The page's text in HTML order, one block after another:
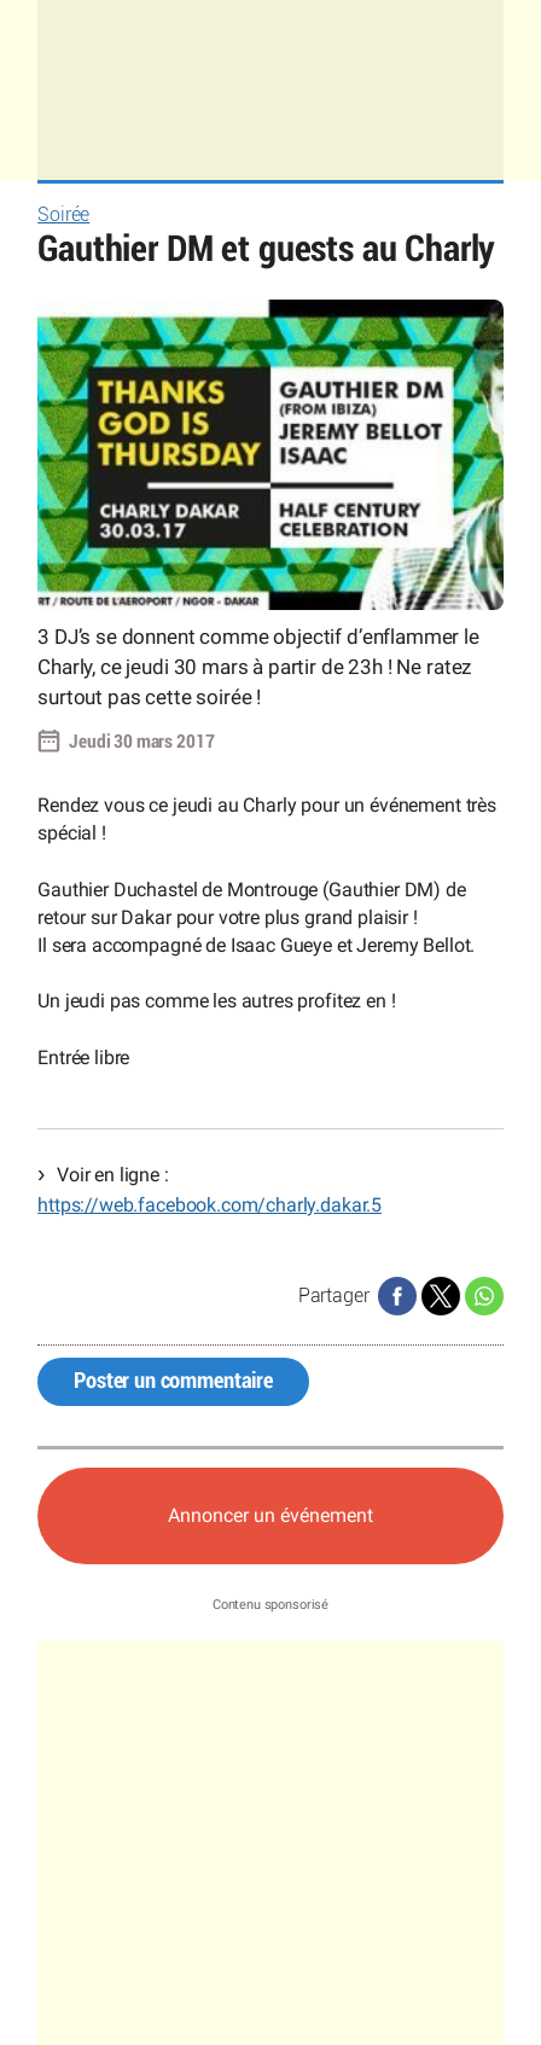
Soirée
Gauthier DM et guests au Charly
3 DJ’s se donnent comme objectif d’enflammer le
Charly, ce jeudi 30 mars à partir de 23h ! Ne ratez
surtout pas cette soirée !
Jeudi 30 mars 2017
Rendez vous ce jeudi au Charly pour un événement très
spécial !
Gauthier Duchastel de Montrouge (Gauthier DM) de
retour sur Dakar pour votre plus grand plaisir !
Il sera accompagné de Isaac Gueye et Jeremy Bellot.
Un jeudi pas comme les autres profitez en !
Entrée libre
Voir en ligne :
https://web.facebook.com/charly.dakar.5
Partager
Poster un commentaire
Annoncer un événement